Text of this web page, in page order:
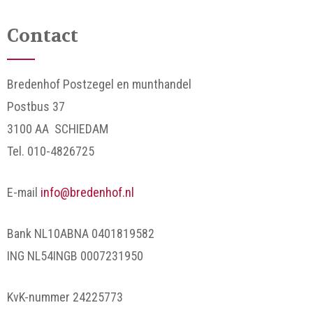
Contact
Bredenhof Postzegel en munthandel
Postbus 37
3100 AA SCHIEDAM
Tel. 010-4826725
E-mail info@bredenhof.nl
Bank NL10ABNA 0401819582
ING NL54INGB 0007231950
KvK-nummer 24225773